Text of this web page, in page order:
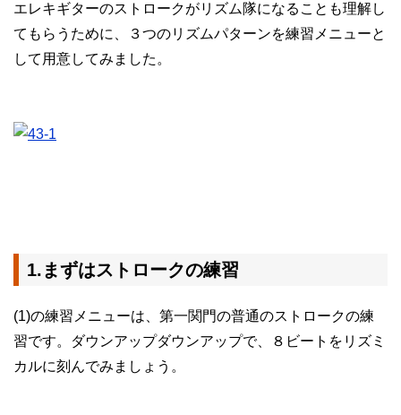
エレキギターのストロークがリズム隊になることも理解し
てもらうために、３つのリズムパターンを練習メニューと
して用意してみました。
1.まずはストロークの練習
(1)の練習メニューは、第一関門の普通のストロークの練
習です。ダウンアップダウンアップで、８ビートをリズミ
カルに刻んでみましょう。